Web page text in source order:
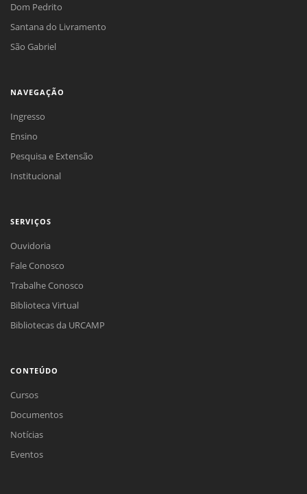
Dom Pedrito
Santana do Livramento
São Gabriel
NAVEGAÇÃO
Ingresso
Ensino
Pesquisa e Extensão
Institucional
SERVIÇOS
Ouvidoria
Fale Conosco
Trabalhe Conosco
Biblioteca Virtual
Bibliotecas da URCAMP
CONTEÚDO
Cursos
Documentos
Notícias
Eventos